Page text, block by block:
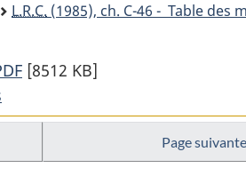
L.R.C. (1985), ch. C-46 - Table des
Texte
:
[8512 KB]
Page suivante